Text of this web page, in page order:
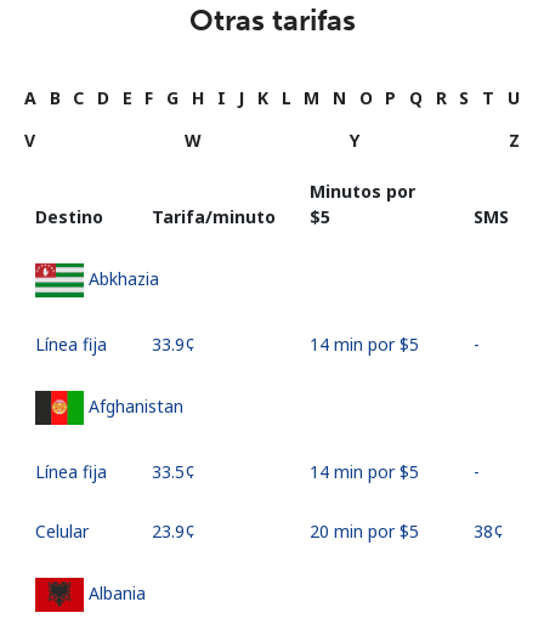
Otras tarifas
A B C D E F G H I J K L M N O P Q R S T
U
V
W Y Z
Destino Tarifa/minuto
Minutos por
⁦$5⁩
SMS
Abkhazia
Línea fija ⁦33.9¢⁩ 14 min por ⁦$5⁩ -
Afghanistan
Línea fija ⁦33.5¢⁩ 14 min por ⁦$5⁩ -
Celular ⁦23.9¢⁩ 20 min por ⁦$5⁩ ⁦38¢⁩
Albania